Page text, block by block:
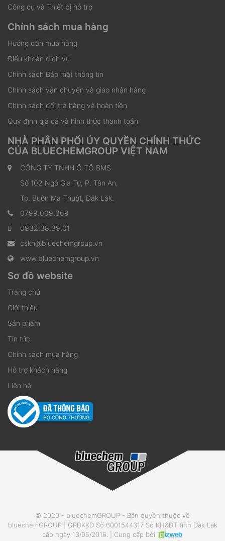
Công cụ và Thiết bị hỗ trợ
Chính sách mua hàng
Hướng dẫn mua hàng
Điểu khoản dịch vụ
Chính sách Bảo mật thông tin
Chính sách vận chuyển và giao nhận hàng
Chính sách đổi trả hàng và hoàn tiền
Quy định giá cả và hình thức thanh toán
NHÀ PHÂN PHỐI ỦY QUYỀN CHÍNH THỨC
CỦA BLUECHEMGROUP VIỆT NAM
CÔNG TY TNHH Ô TÔ BMS
Số 102 Ngô Gia Tự, P. Tân An,
Tp. Buôn Ma Thuột, Đăk Lăk.
0799.009.369
0932.38.39.01
cskh@bluechemgroup.vn
www.bluechemgroup.vn
Sơ đồ website
Trang chủ
Giới thiệu
Sản phẩm
Tin tức
Chính sách mua hàng
Hỗ trợ khách hàng
Liên hệ
© 2020 - bluechemGROUP - Bản quyền thuộc về
bluechemGROUP | GPĐKKD Số 6001544317 Sở KH&ĐT tỉnh Đăk Lăk
cấp ngày 13/05/2016. | Cung cấp bởi